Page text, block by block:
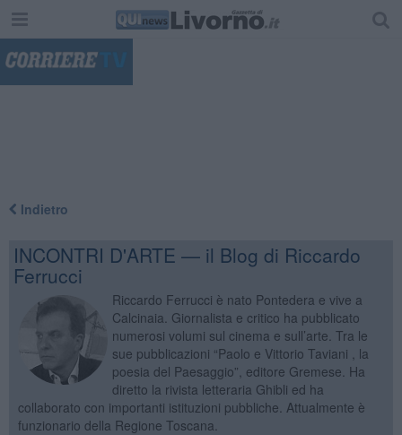
Indietro
INCONTRI D'ARTE — il Blog di Riccardo
Ferrucci
Riccardo Ferrucci è nato Pontedera e vive a
Calcinaia. Giornalista e critico ha pubblicato
numerosi volumi sul cinema e sull’arte. Tra le
sue pubblicazioni “Paolo e Vittorio Taviani , la
poesia del Paesaggio”, editore Gremese. Ha
diretto la rivista letteraria Ghibli ed ha
collaborato con importanti istituzioni pubbliche. Attualmente è
funzionario della Regione Toscana.